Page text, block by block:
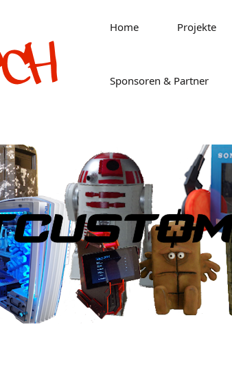
Home Projekte
Sponsoren & Partner